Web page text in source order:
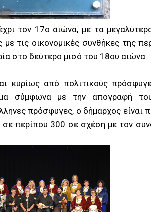
τον 17ο αιώνα, με τα
τις οικονομικές συνθήκες της
στο δεύτερο μισό του 18ου αιώνα.
κυρίως από πολιτικούς
σύμφωνα με την απογραφή
πρόσφυγες, ο δήμαρχος είναι
σε περίπου 300 σε σχέση με τον